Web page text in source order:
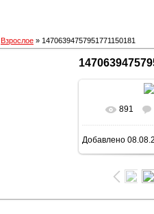
Взрослое » 14706394757951771150181
В
899x1600/
891
Добавлено